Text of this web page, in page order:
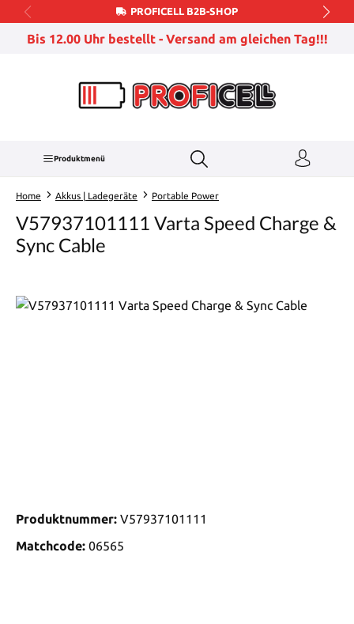
Zum Hauptinhalt springenPROFICELL B2B-SHOP
Bis 12.00 Uhr bestellt - Versand am gleichen Tag!!!
Produktmenü
Home Akkus | Ladegeräte Portable Power
V57937101111 Varta Speed Charge &
Sync Cable
Produktnummer: V57937101111
Matchcode: 06565